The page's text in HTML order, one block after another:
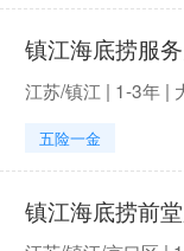
镇江海底捞服
江苏/镇江 | 1-3年 |
五险一金
镇江海底捞前